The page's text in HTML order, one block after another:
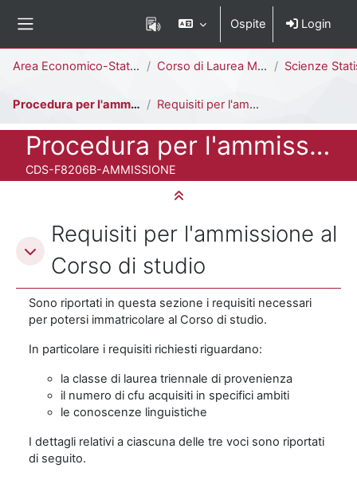
Ospite Login
Area Economico-Statistica Corso di Laurea Magistrale Scienze Statistiche ed Economiche
Procedura per l'ammissione al Corso di Studio Requisiti per l'ammissione al Corso di studio
Titolo del corso Procedura per l'ammissione al Corso di Studio
Codice identificativo del corso
CDS-F8206B-AMMISSIONE
Schema della sezione
Minimizza tutto
Requisiti per l'ammissione al
Corso di studio
Sono riportati in questa sezione i requisiti necessari
per potersi immatricolare al Corso di studio.
In particolare i requisiti richiesti riguardano:
la classe di laurea triennale di provenienza
il numero di cfu acquisiti in specifici ambiti
le conoscenze linguistiche
I dettagli relativi a ciascuna delle tre voci sono riportati
di seguito.